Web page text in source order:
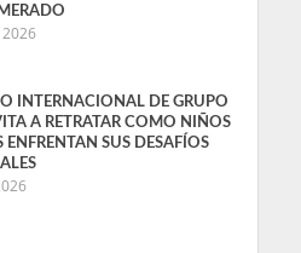
INTERNACIONAL DE GRUPO
A RETRATAR COMO NIÑOS
ENFRENTAN SUS DESAFÍOS